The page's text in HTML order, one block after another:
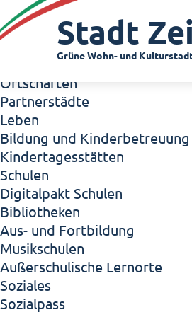
Zeitz - Die Kleinstadt
Willkommen in Zeitz!
Interview mit
Zeitz - Stadt der Zukunft
Ortschaften
Partnerstädte
Leben
Bildung und Kinderbetreuung
Kindertagesstätten
Schulen
Digitalpakt Schulen
Bibliotheken
Aus- und Fortbildung
Musikschulen
Außerschulische Lernorte
Soziales
Sozialpass
Stadt
Grüne Wohn- und